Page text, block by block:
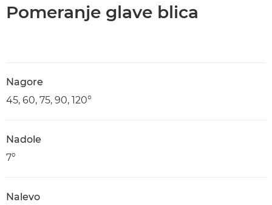
Pomeranje glave blica
Nagore
45, 60, 75, 90, 120°
Nadole
7°
Nalevo